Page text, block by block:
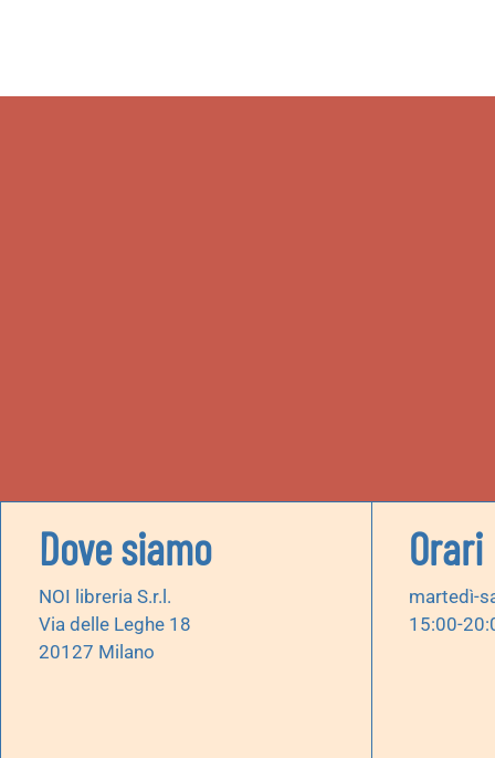
Dove siamo
NOI libreria S.r.l.
Via delle Leghe 18
20127 Milano
Orari
martedì-
15:00-